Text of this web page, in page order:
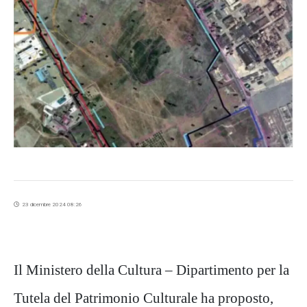
23 dicembre 2024 08:26
Il Ministero della Cultura – Dipartimento per la
Tutela del Patrimonio Culturale ha proposto,